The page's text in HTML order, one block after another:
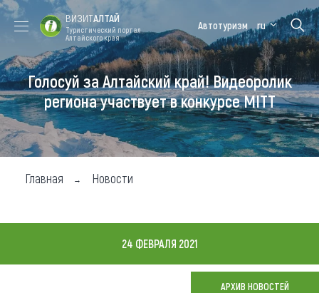
Форум VISIT
ALTAI
Цветение
маральника
Медицинский
форум
Алтайская
зимовка
Туры
Где побывать
Чем заняться
Где остановиться
ВИЗИТАЛТАЙ
Туристический портал
Алтайского края
Автотуризм ru
Голосуй за Алтайский край! Видеоролик
региона участвует в конкурсе MITT
Главная Новости
24 ФЕВРАЛЯ 2021
АРХИВ НОВОСТЕЙ